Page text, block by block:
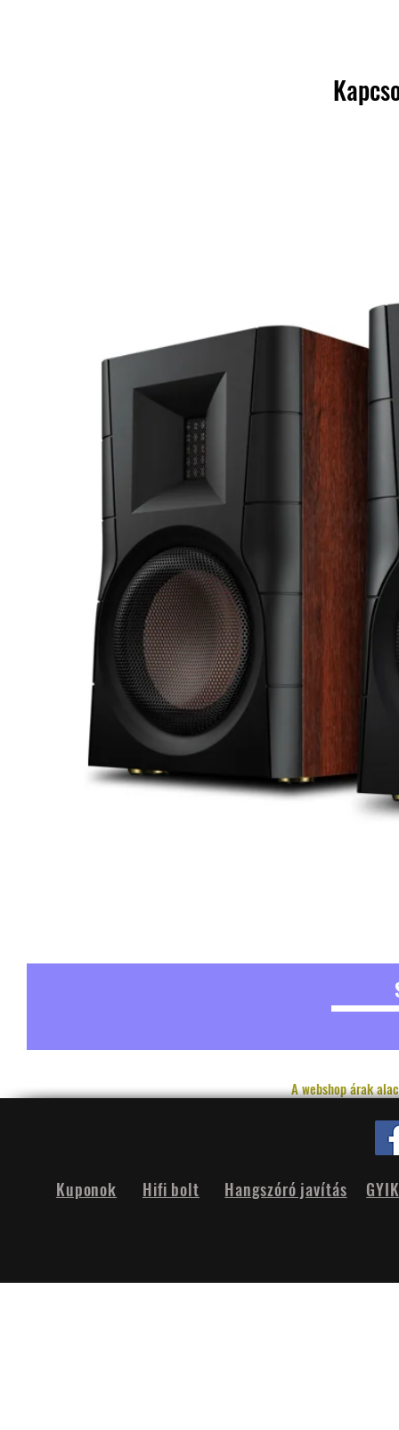
A webshop árak
Hifi bolt
Kuponok Hangszóró javítás GYIK